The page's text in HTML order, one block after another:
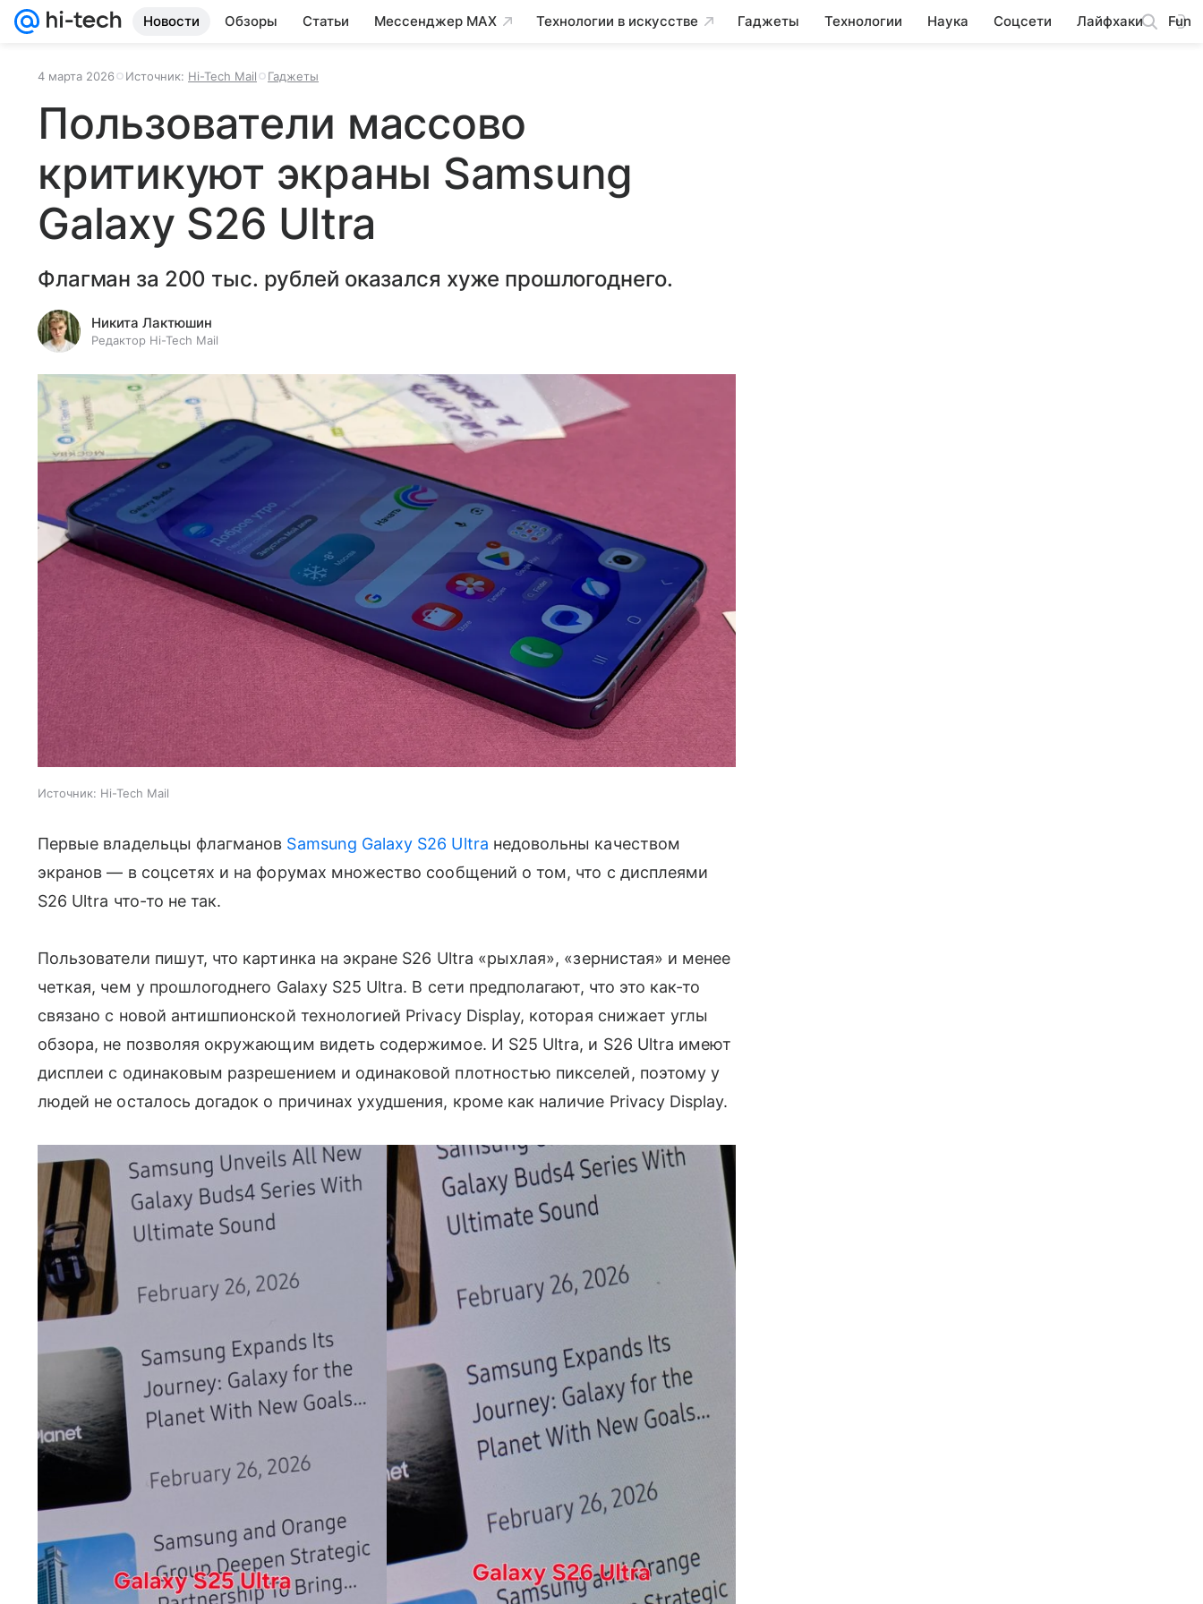
Новости Обзоры Статьи Мессенджер MAX Технологии в искусстве Гаджеты Технологии Наука Соцсети Лайфхаки Fun
4 марта 2026 Источник: Hi-Tech Mail Гаджеты
Пользователи массово
критикуют экраны Samsung
Galaxy S26 Ultra
Флагман за 200 тыс. рублей оказался хуже прошлогоднего.
Никита Лактюшин
Редактор Hi-Tech Mail
Источник: Hi-Tech Mail
Первые владельцы флагманов Samsung Galaxy S26 Ultra недовольны качеством
экранов — в соцсетях и на форумах множество сообщений о том, что с дисплеями
S26 Ultra что-то не так.
Пользователи пишут, что картинка на экране S26 Ultra «рыхлая», «зернистая» и менее
четкая, чем у прошлогоднего Galaxy S25 Ultra. В сети предполагают, что это как-то
связано с новой антишпионской технологией Privacy Display, которая снижает углы
обзора, не позволяя окружающим видеть содержимое. И S25 Ultra, и S26 Ultra имеют
дисплеи с одинаковым разрешением и одинаковой плотностью пикселей, поэтому у
людей не осталось догадок о причинах ухудшения, кроме как наличие Privacy Display.